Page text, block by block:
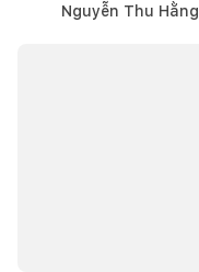
Nguyễn Thu Hằng